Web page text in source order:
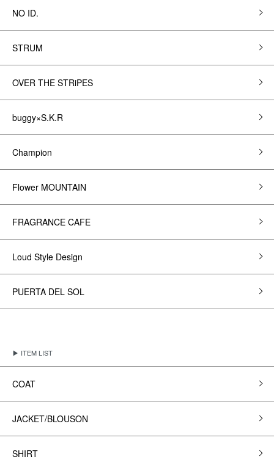
NO ID.
STRUM
OVER THE STRiPES
buggy×S.K.R
Champion
Flower MOUNTAIN
FRAGRANCE CAFE
Loud Style Design
PUERTA DEL SOL
▶ ITEM LIST
COAT
JACKET/BLOUSON
SHIRT